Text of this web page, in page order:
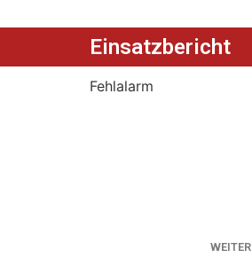
Einsatzbericht
Fehlalarm
WEITER